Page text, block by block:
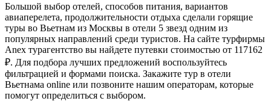
Большой выбор отелей, способов питания, вариантов
авиаперелета, продолжительности отдыха сделали горящие
туры во Вьетнам из Москвы в отели 5 звезд одним из
популярных направлений среди туристов. На сайте турфирмы
Anex турагентство вы найдете путевки стоимостью от 117162
₽. Для подбора лучших предложений воспользуйтесь
фильтрацией и формами поиска. Закажите тур в отели
Вьетнама online или позвоните нашим операторам, которые
помогут определиться с выбором.